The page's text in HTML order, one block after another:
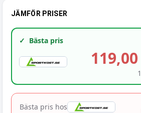
JÄMFÖR PRISER
✓ Bästa pris
Bästa pris hos